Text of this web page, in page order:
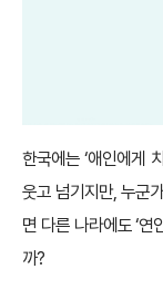
한국에는 ‘애인에게
웃고 넘기지만, 누군
면 다른 나라에도 ‘연
까?